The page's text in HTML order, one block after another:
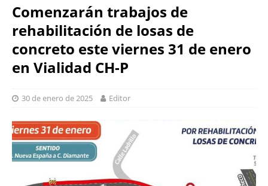
Comenzarán trabajos de
rehabilitación de losas de
concreto este viernes 31 de enero
en Vialidad CH-P
30 de enero de 2025 Editor